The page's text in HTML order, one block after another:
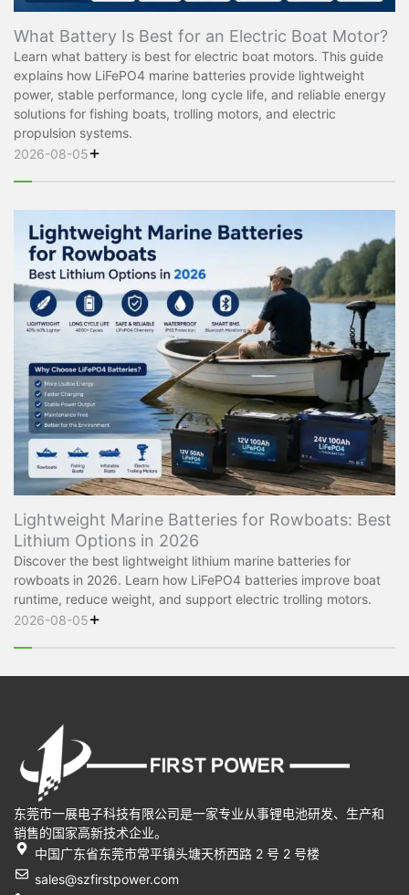
What Battery Is Best for an Electric Boat Motor?
Learn what battery is best for electric boat motors. This guide
explains how LiFePO4 marine batteries provide lightweight
power, stable performance, long cycle life, and reliable energy
solutions for fishing boats, trolling motors, and electric
propulsion systems.
2026-08-05+
Lightweight Marine Batteries for Rowboats: Best
Lithium Options in 2026
Discover the best lightweight lithium marine batteries for
rowboats in 2026. Learn how LiFePO4 batteries improve boat
runtime, reduce weight, and support electric trolling motors.
2026-08-05+
东莞市一展电子科技有限公司是一家专业从事锂电池研发、生产和
销售的国家高新技术企业。
中国广东省东莞市常平镇头塘天桥西路 2 号 2 号楼
sales@szfirstpower.com